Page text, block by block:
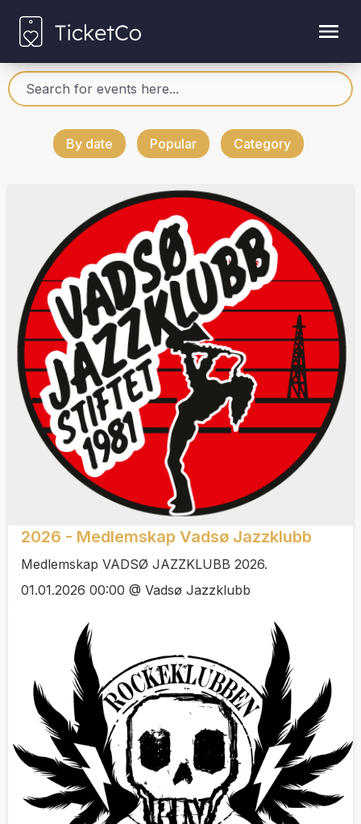
By date Popular Category
2026 - Medlemskap Vadsø Jazzklubb
Medlemskap VADSØ JAZZKLUBB 2026.
01.01.2026 00:00 @ Vadsø Jazzklubb